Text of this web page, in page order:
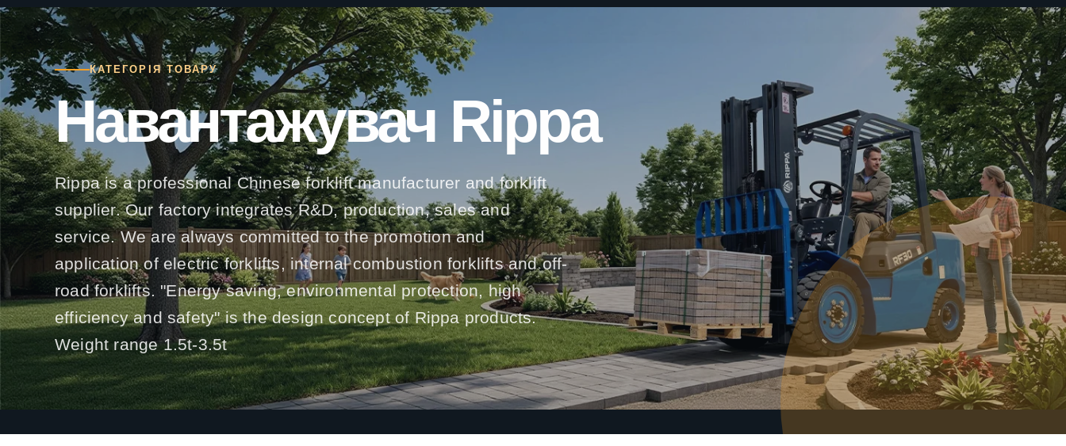
КАТЕГОРІЯ ТОВАРУ
Навантажувач Rippa
Rippa is a professional Chinese forklift manufacturer and forklift
supplier. Our factory integrates R&D, production, sales and
service. We are always committed to the promotion and
application of electric forklifts, internal combustion forklifts and off-
road forklifts. "Energy saving, environmental protection, high
efficiency and safety" is the design concept of Rippa products.
Weight range 1.5t-3.5t